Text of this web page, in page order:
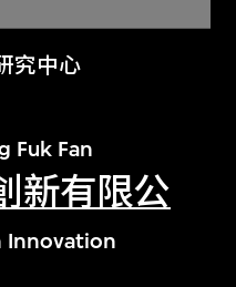
究中心
Fuk Fan
新有限公
Innovation
二十一世纪视觉